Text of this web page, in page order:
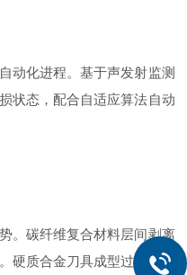
化进程。基于声发射监测
状态，配合自适应算法自动
碳纤维复合材料层间剥离
硬质合金刀具成型过程中，